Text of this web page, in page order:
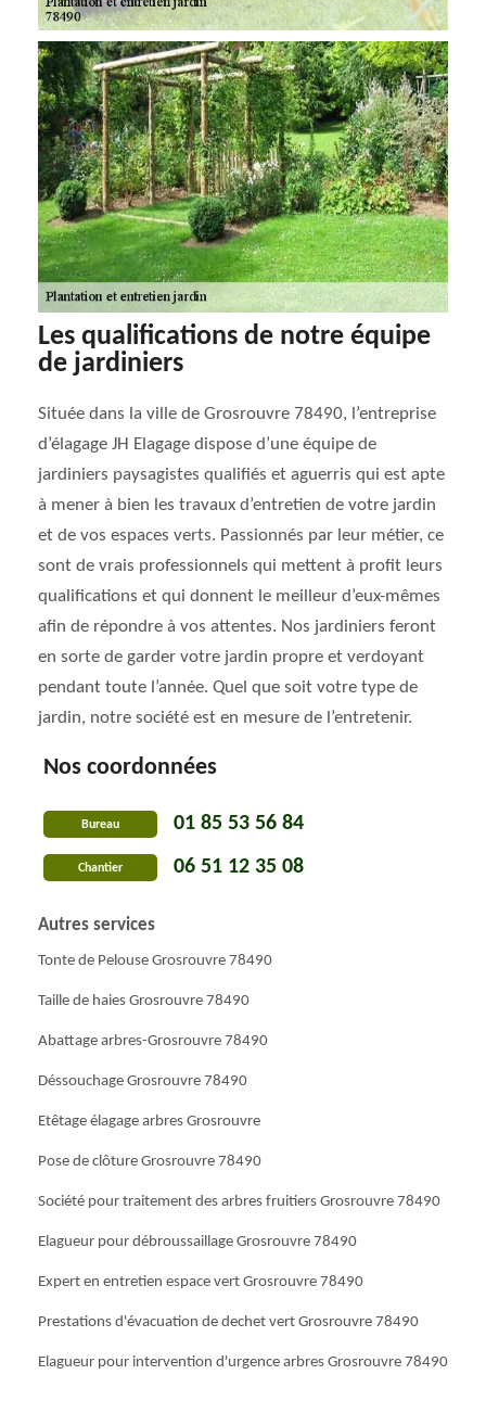
Les qualifications de notre équipe
de jardiniers
Située dans la ville de Grosrouvre 78490, l’entreprise
d’élagage JH Elagage dispose d’une équipe de
jardiniers paysagistes qualifiés et aguerris qui est apte
à mener à bien les travaux d’entretien de votre jardin
et de vos espaces verts. Passionnés par leur métier, ce
sont de vrais professionnels qui mettent à profit leurs
qualifications et qui donnent le meilleur d’eux-mêmes
afin de répondre à vos attentes. Nos jardiniers feront
en sorte de garder votre jardin propre et verdoyant
pendant toute l’année. Quel que soit votre type de
jardin, notre société est en mesure de l’entretenir.
Nos coordonnées
Bureau 01 85 53 56 84
Chantier 06 51 12 35 08
Autres services
Tonte de Pelouse Grosrouvre 78490
Taille de haies Grosrouvre 78490
Abattage arbres-Grosrouvre 78490
Déssouchage Grosrouvre 78490
Etêtage élagage arbres Grosrouvre
Pose de clôture Grosrouvre 78490
Société pour traitement des arbres fruitiers Grosrouvre 78490
Elagueur pour débroussaillage Grosrouvre 78490
Expert en entretien espace vert Grosrouvre 78490
Prestations d'évacuation de dechet vert Grosrouvre 78490
Elagueur pour intervention d'urgence arbres Grosrouvre 78490